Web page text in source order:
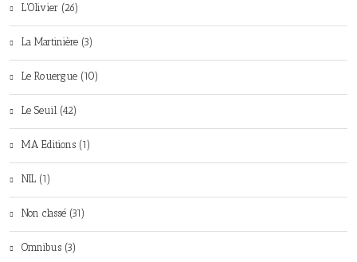
L'Olivier (26)
La Martinière (3)
Le Rouergue (10)
Le Seuil (42)
MA Editions (1)
NIL (1)
Non classé (31)
Omnibus (3)